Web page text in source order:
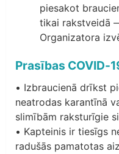
piesakot
tikai rakstveidā
Organizatora
Prasības COVID-
• Izbraucienā drīkst
neatrodas karantīnā
slimībām raksturīgie
• Kapteinis ir tiesīgs
radušās pamatotas